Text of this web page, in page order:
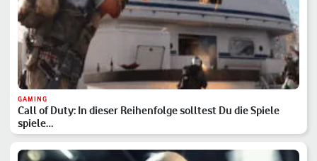
GAMING
Call of Duty: In dieser Reihenfolge solltest Du die Spiele
spiele…